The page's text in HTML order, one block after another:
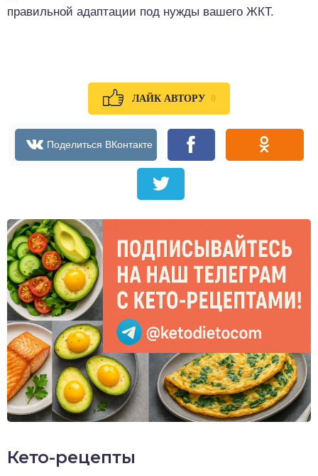
правильной адаптации под нужды вашего ЖКТ.
ЛАЙК АВТОРУ 0
Кето-рецепты